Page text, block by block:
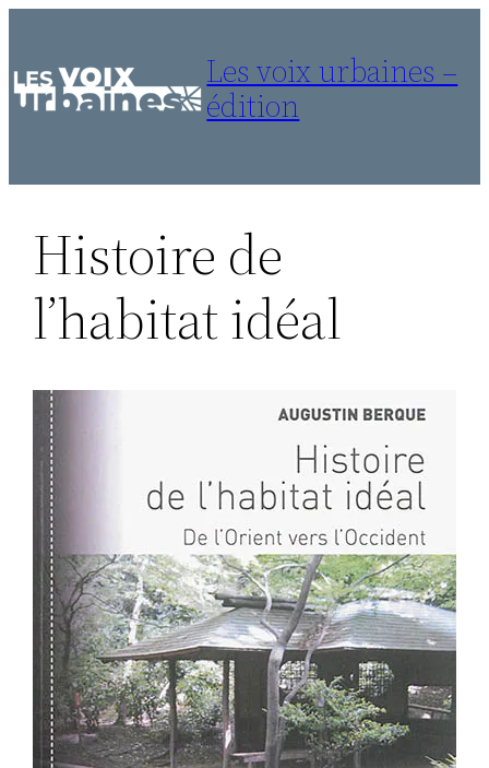
contenu
Les voix urbaines –
édition
Histoire de
l’habitat idéal